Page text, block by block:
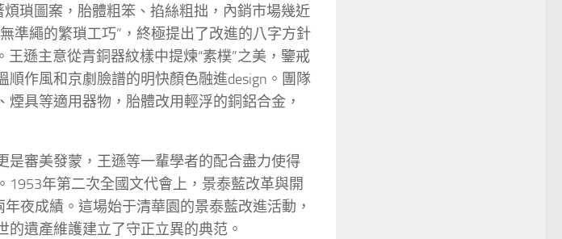
瑣圖案，胎體粗笨、掐絲粗拙，內銷市場幾近
準繩的繁瑣工巧”，終極提出了改進的八字方針
遜主意從青銅器紋樣中提煉“素樸”之美，鑒戒
作風和京劇臉譜的明快顏色融進design。團隊
具等適用器物，胎體改用輕浮的銅鋁合金，
是審美發蒙，王遜等一輩學者的配合盡力使得
1953年第二次全國文代會上，景泰藍改革與開
夜成績。這場始于清華園的景泰藍改進活動，
遺產維護建立了守正立異的典范。